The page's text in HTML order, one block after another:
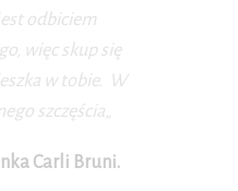
odbiciem
więc skup się
w tobie.
W
szczęścia„
Carli Bruni.